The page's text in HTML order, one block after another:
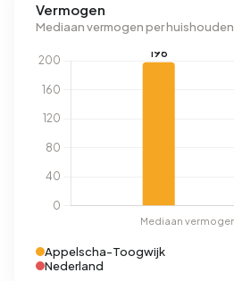
Vermogen
Mediaan vermogen per huishouden
Appelscha-Toogwijk
Nederland